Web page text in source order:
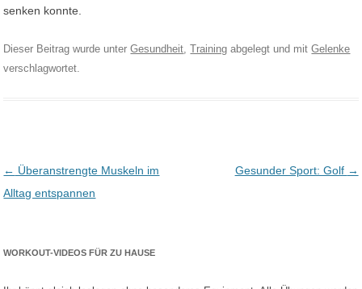
senken konnte.
Dieser Beitrag wurde unterGesundheit,Training abgelegt und mitGelenke
verschlagwortet.
Post navigation
← Überanstrengte Muskeln im
Alltag entspannen
Gesunder Sport: Golf →
WORKOUT-VIDEOS FÜR ZU HAUSE